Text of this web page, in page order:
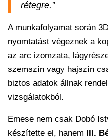
rétegre.”
A munkafolyamat során
nyomtatást végeznek a
az arc izomzata,
szemszín vagy hajszín
biztos adatok állnak
vizsgálatokból.
Emese nem csak Dobó
készítette el, hanem III.